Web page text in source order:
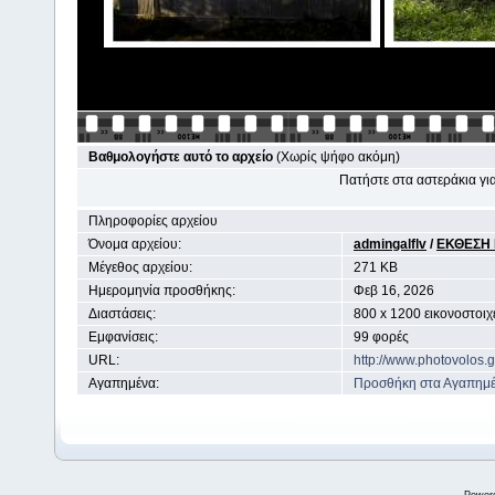
Βαθμολογήστε αυτό το αρχείο (Χωρίς ψήφο ακόμη)
Πατήστε στα αστεράκια
Πληροφορίες αρχείου
Όνομα αρχείου:
admingalflv /
Μέγεθος αρχείου:
271 KB
Ημερομηνία προσθήκης:
Φεβ 16, 2026
Διαστάσεις:
800 x 1200
Εμφανίσεις:
99 φορές
URL:
http://
Αγαπημένα:
Προσθήκη στα